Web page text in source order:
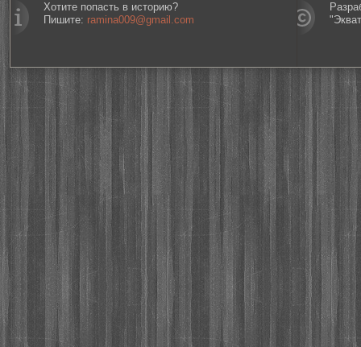
Хотите попасть в историю?
Пишите: ramina009@gmail.com